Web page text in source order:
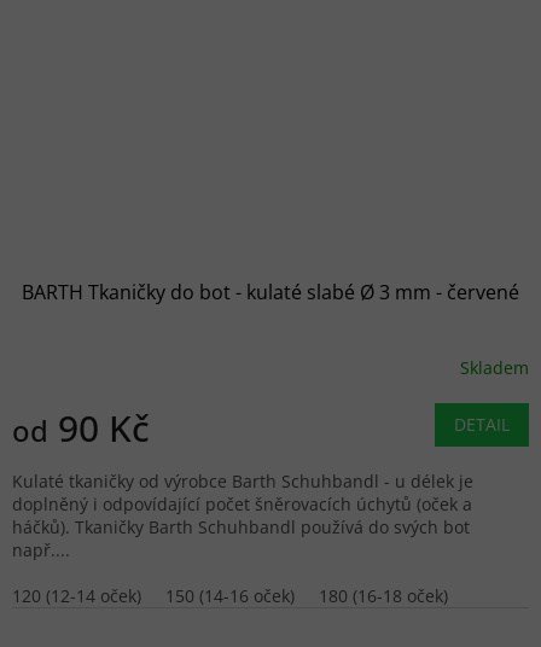
BARTH Tkaničky do bot - kulaté slabé Ø 3 mm - červené
Skladem
od 90 Kč DETAIL
Kulaté tkaničky od výrobce Barth Schuhbandl - u délek je
doplněný i odpovídající počet šněrovacích úchytů (oček a
háčků). Tkaničky Barth Schuhbandl používá do svých bot
např....
120 (12-14 oček)
150 (14-16 oček) 180 (16-18 oček)